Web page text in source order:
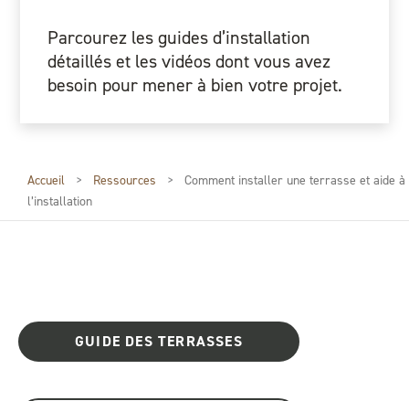
Parcourez les guides d’installation
détaillés et les vidéos dont vous avez
besoin pour mener à bien votre projet.
Accueil > Ressources > Comment installer une terrasse et aide à
l’installation
GUIDE DES TERRASSES